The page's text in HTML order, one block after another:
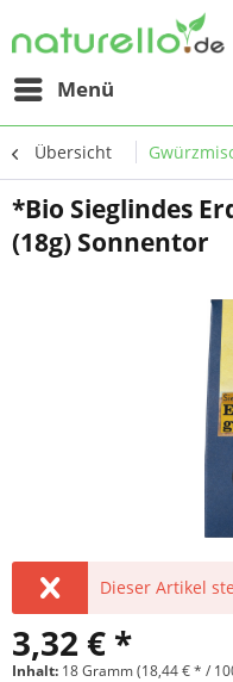
Menü
Übersicht
*Bio Sieglindes
(18g) Sonnentor
Dieser Artikel
3,32 € *
Inhalt: 18 Gramm (18,44 € * /